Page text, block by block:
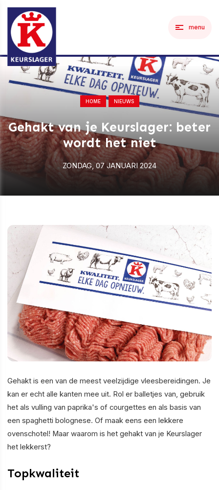
menu
HOME NIEUWS
Gehakt van je Keurslager: beter
wordt het niet
ZONDAG, 07 JANUARI 2024
Gehakt is een van de meest veelzijdige vleesbereidingen. Je
kan er echt alle kanten mee uit. Rol er balletjes van, gebruik
het als vulling van paprika's of courgettes en als basis van
een spaghetti bolognese. Of maak eens een lekkere
ovenschotel! Maar waarom is het gehakt van je Keurslager
het lekkerst?
Topkwaliteit